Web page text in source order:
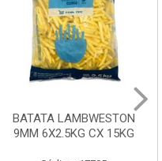
BATATA LAMBWESTON
7MM 8X2,25KG CX 18KG